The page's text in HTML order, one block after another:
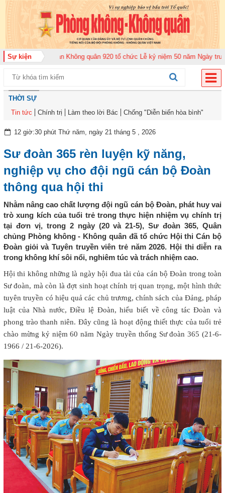
Sự kiện
Trung đoàn Không quân 920 tổ chức Lễ kỷ niệm 50 năm Ngày truyền thống
THỜI SỰ
Tin tức
Chính trị Làm theo lời Bác Chống "Diễn biến hòa bình"
12 giờ:30 phút Thứ năm, ngày 21 tháng 5 , 2026
Sư đoàn 365 rèn luyện kỹ năng,
nghiệp vụ cho đội ngũ cán bộ Đoàn
thông qua hội thi
Nhằm nâng cao chất lượng đội ngũ cán bộ Đoàn, phát huy vai
trò xung kích của tuổi trẻ trong thực hiện nhiệm vụ chính trị
tại đơn vị, trong 2 ngày (20 và 21-5), Sư đoàn 365, Quân
chủng Phòng không - Không quân đã tổ chức Hội thi Cán bộ
Đoàn giỏi và Tuyên truyền viên trẻ năm 2026. Hội thi diễn ra
trong không khí sôi nổi, nghiêm túc và trách nhiệm cao.
Hội thi không những là ngày hội đua tài của cán bộ Đoàn trong toàn
Sư đoàn, mà còn là đợt sinh hoạt chính trị quan trọng, một hình thức
tuyên truyền có hiệu quả các chủ trương, chính sách của Đảng, pháp
luật của Nhà nước, Điều lệ Đoàn, hiểu biết về công tác Đoàn và
phong trào thanh niên. Đây cũng là hoạt động thiết thực của tuổi trẻ
chào mừng kỷ niệm 60 năm Ngày truyền thống Sư đoàn 365 (21-6-
1966 / 21-6-2026).